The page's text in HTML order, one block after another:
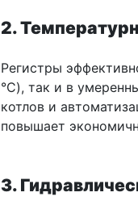
2.
Регистры
°C), так и в
котлов и
повышает
3.